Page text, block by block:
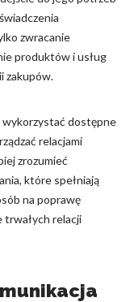
zwracanie
produktów i usług
zakupów.
wykorzystać dostępne
relacjami
zrozumieć
które spełniają
na poprawę
trwałych relacji